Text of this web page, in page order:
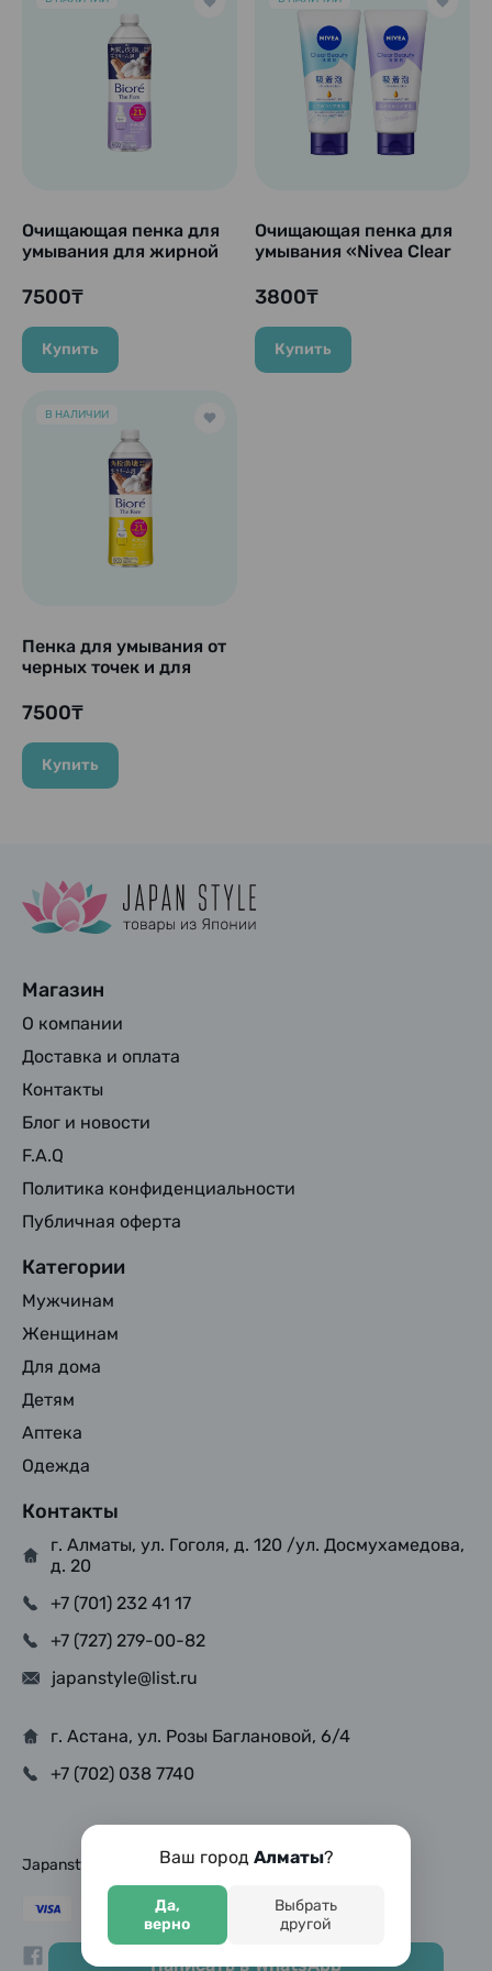
Написать в WhatsApp
Ваш город Алматы?
Да,
верно
Выбрать
другой
Очищающая пенка для
умывания для жирной
Face - Oil Control", 340
7500₸
Купить
Очищающая пенка для
умывания «Nivea Clear
глиной, 130 г
3800₸
Купить
В НАЛИЧИИ
Пенка для умывания от
черных точек и для
The Face - Smooth
(Сменный блок)
7500₸
Купить
Магазин
О компании
Доставка и оплата
Контакты
Блог и новости
F.A.Q
Политика конфиденциальности
Публичная оферта
Категории
Мужчинам
Женщинам
Для дома
Детям
Аптека
Одежда
Контакты
г. Алматы, ул. Гоголя, д. 120 /ул. Досмухамедова,
д. 20
+7 (701) 232 41 17
+7 (727) 279-00-82
japanstyle@list.ru
г. Астана, ул. Розы Баглановой, 6/4
+7 (702) 038 7740
Japanstyle © Copyright 2025, Все права защищены